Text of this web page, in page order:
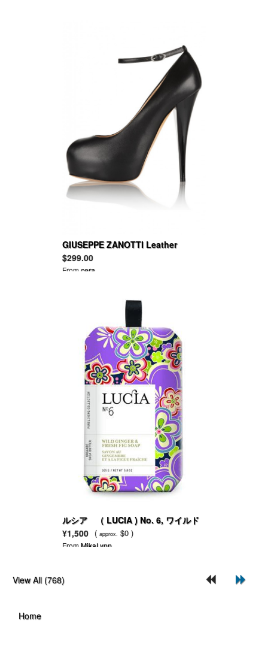
GIUSEPPE ZANOTTI Leather
platform pumps
$299.00
Fromcera
ルシア （ LUCIA ) No. 6, ワイルド
ジンジャー＆フレッシュフィグ（イチ
ジク）
¥1,500 ( approx. $0 )
FromMikaLynn
View All (768)
Home